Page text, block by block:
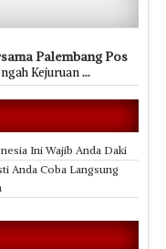
Palembang Pos
Kejuruan...
Ini Wajib Anda Daki
Anda Coba Langsung